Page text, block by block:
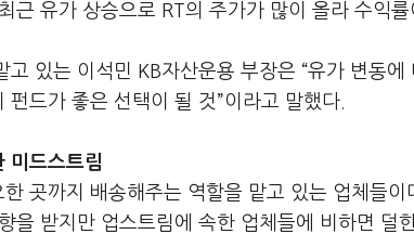
근 유가 상승으로 RT의 주가가 많이 올라 수익률
고 있는 이석민 KB자산운용 부장은 “유가 변동
펀드가 좋은 선택이 될 것”이라고 말했다.
미드스트림
곳까지 배송해주는 역할을 맡고 있는 업체들
을 받지만 업스트림에 속한 업체들에 비하면 덜